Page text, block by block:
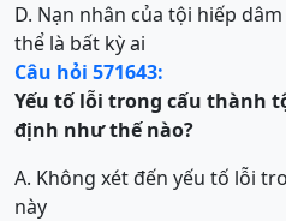
D. Nạn nhân của tội hiếp
thể là bất kỳ ai
Câu hỏi 571643:
Yếu tố lỗi trong cấu thành
định như thế nào?
A. Không xét đến yếu tố lỗi
này